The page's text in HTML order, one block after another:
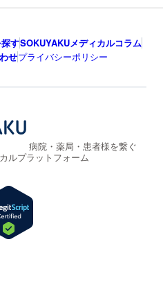
すSOKUYAKUメディカルコラム
せプライバシーポリシー
病院・薬局・患者様を繋ぐ
ルプラットフォーム